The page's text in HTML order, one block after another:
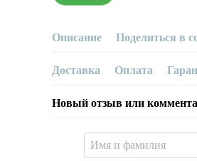
Описание Поделиться в
Доставка Оплата
Новый отзыв или